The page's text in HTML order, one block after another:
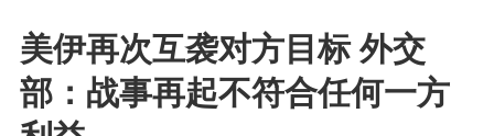
美伊再次互袭对方目标 外交
部：战事再起不符合任何一方